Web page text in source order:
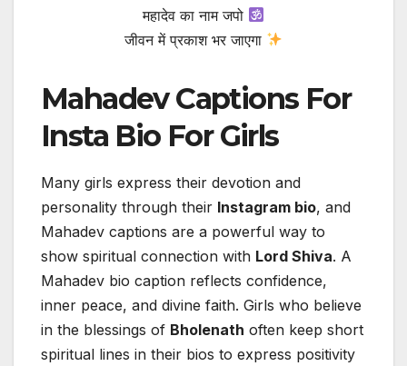
महादेव का नाम जपो
जीवन में प्रकाश भर जाएगा
Mahadev Captions For
Insta Bio For Girls
Many girls express their devotion and
personality through their Instagram bio, and
Mahadev captions are a powerful way to
show spiritual connection with Lord Shiva. A
Mahadev bio caption reflects confidence,
inner peace, and divine faith. Girls who believe
in the blessings of Bholenath often keep short
spiritual lines in their bios to express positivity